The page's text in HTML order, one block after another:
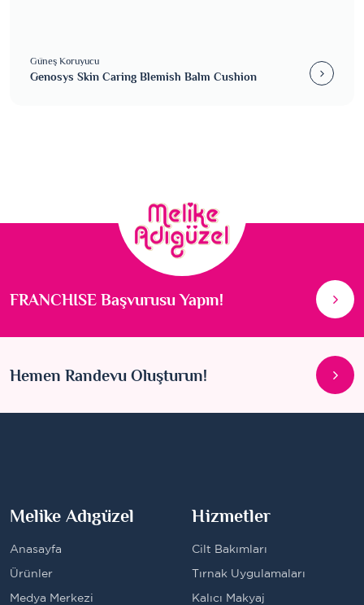
Güneş Koruyucu
Genosys Skin Caring Blemish Balm Cushion
FRANCHISE Başvurusu Yapın!
Hemen Randevu Oluşturun!
Melike Adıgüzel
Anasayfa
Ürünler
Medya Merkezi
Hizmetler
Cilt Bakımları
Tırnak Uygulamaları
Kalıcı Makyaj